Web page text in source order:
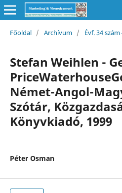
Főoldal / Archívum / Évf. 34
Stefan Weihlen -
Német-Angol-
Szótár,
Könyvkiadó, 1999
Péter Osman